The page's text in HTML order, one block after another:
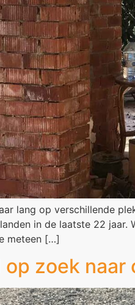
lang op verschillende
in de laatste 22 jaar.
meteen […]
zoek naar